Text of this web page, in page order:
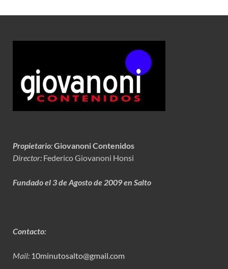
Propietario:Giovanoni Contenidos
Director: Federico Giovanoni Honsi
Fundado el 3 de Agosto de 2009 en Salto
Contacto:
Mail: 10minutosalto@gmail.com